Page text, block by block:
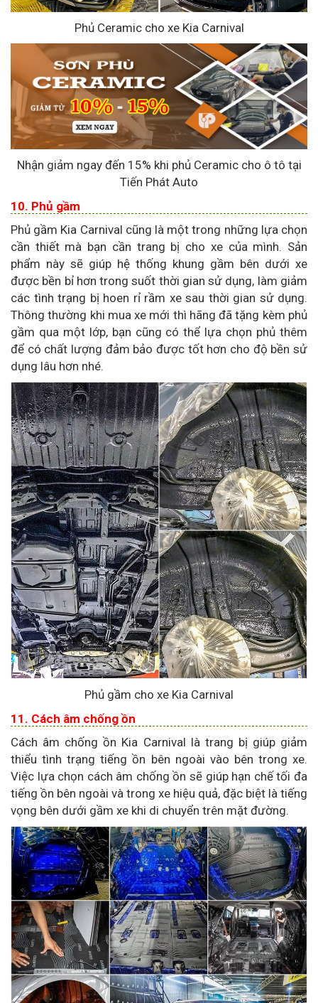
Phủ Ceramic cho xe Kia Carnival
Nhận giảm ngay đến 15% khi phủ Ceramic cho ô tô tại
Tiến Phát Auto
10. Phủ gầm
Phủ gầm Kia Carnival cũng là một trong những lựa chọn
cần thiết mà bạn cần trang bị cho xe của mình. Sản
phẩm này sẽ giúp hệ thống khung gầm bên dưới xe
được bền bỉ hơn trong suốt thời gian sử dụng, làm giảm
các tình trạng bị hoen rỉ rầm xe sau thời gian sử dụng.
Thông thường khi mua xe mới thì hãng đã tặng kèm phủ
gầm qua một lớp, bạn cũng có thể lựa chọn phủ thêm
để có chất lượng đảm bảo được tốt hơn cho độ bền sử
dụng lâu hơn nhé.
Phủ gầm cho xe Kia Carnival
11. Cách âm chống ồn
Cách âm chống ồn Kia Carnival là trang bị giúp giảm
thiểu tình trạng tiếng ồn bên ngoài vào bên trong xe.
Việc lựa chọn cách âm chống ồn sẽ giúp hạn chế tối đa
tiếng ồn bên ngoài và trong xe hiệu quả, đặc biệt là tiếng
vọng bên dưới gầm xe khi di chuyển trên mặt đường.